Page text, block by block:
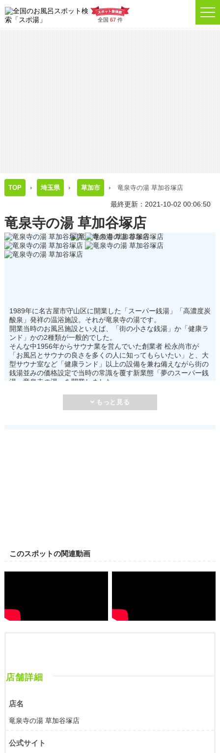
全国 67件
TOP 埼玉県 草加市 竜泉寺の湯 草加谷塚店
最終更新：2021-10-02 00:06:50
竜泉寺の湯 草加谷塚店
1989年に名古屋市守山区に開業した「スーパー銭湯」「高濃度炭
酸泉」発祥の温浴施設。それが竜泉寺の湯です。
開業当時のお風呂施設といえば、「街の小さな銭湯」か「健康ラ
ンド」かの2種類が一般的でした。
そんな中1956年からサウナ業を営んでいた創業者 松永尚市が
「お風呂とサウナの良さを多くの人に知ってもらいたい」と、大
型サウナ室など「健康ランド」以上の設備を兼ね備えながら街の
銭湯並みの価格設定で当時の常識を覆す新業態「夢のスーパー銭
湯 竜泉寺の湯」を開業しました。
それがサウナの大衆化に繋がり、新業態「スーパー銭湯」が爆発
的にヒット・普及し、今や「街の銭湯」も「健康ランド」も減少
このスポットの関連動画
店舗詳細
店名
竜泉寺の湯 草加谷塚店
公式サイト